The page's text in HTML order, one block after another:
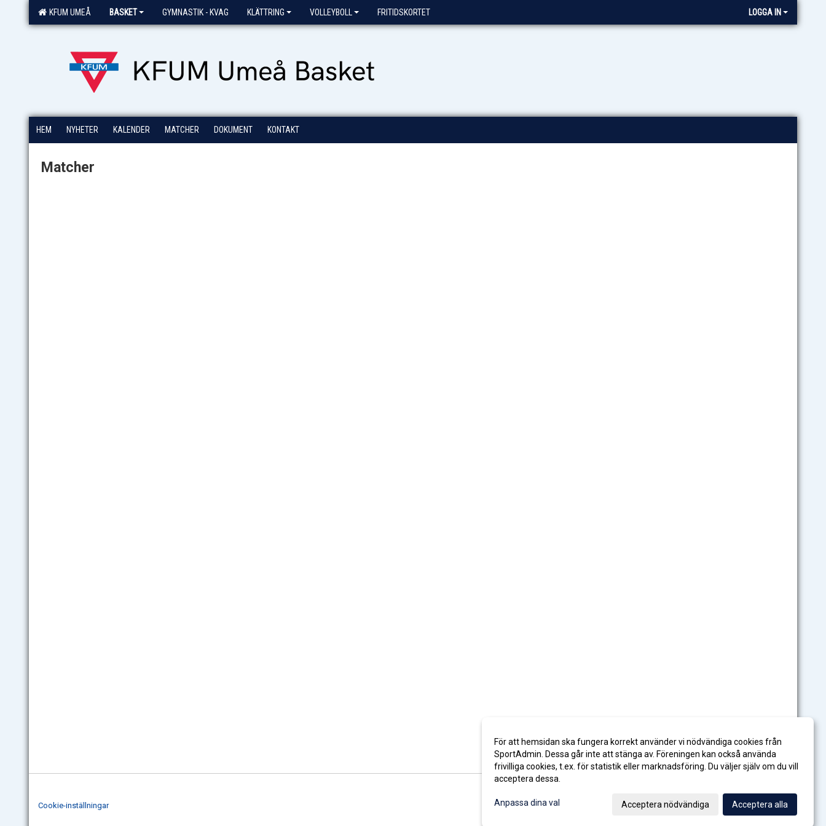
KFUM UMEÅ BASKET GYMNASTIK - KVAG KLÄTTRING VOLLEYBOLL FRITIDSKORTET LOGGA IN
HEM NYHETER KALENDER MATCHER DOKUMENT KONTAKT
Matcher
Cookie-inställningar
För att hemsidan ska fungera korrekt använder vi nödvändiga cookies från
SportAdmin. Dessa går inte att stänga av. Föreningen kan också använda
frivilliga cookies, t.ex. för statistik eller marknadsföring. Du väljer själv om du vill
acceptera dessa.
Anpassa dina val Acceptera nödvändiga Acceptera alla